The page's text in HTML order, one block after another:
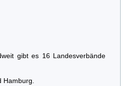
gibt es 16 Landesverbände
Hamburg.